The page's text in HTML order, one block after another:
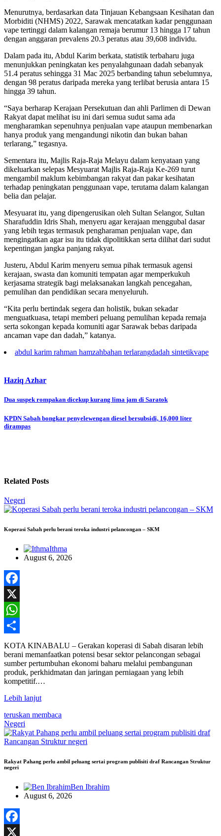
Menurutnya, berdasarkan data Tinjauan Kebangsaan Kesihatan dan
Morbiditi (NHMS) 2022, Sarawak mencatatkan kadar penggunaan
vape tertinggi dalam kalangan remaja berumur 13 hingga 17 tahun
dengan anggaran prevalens 20.3 peratus atau 39,608 individu.
Dalam pada itu, Abdul Karim berkata, statistik terbaharu juga
menunjukkan peningkatan kes penyalahgunaan dadah sebanyak
51.4 peratus sehingga 31 Mac 2025 berbanding tahun sebelumnya,
dengan 98 peratus daripada mereka yang terlibat berusia antara 15
hingga 39 tahun.
“Saya berharap Kerajaan Persekutuan dan ahli Parlimen di Dewan
Rakyat dapat melihat isu ini dari semua sudut sama ada
mengharamkan sepenuhnya penjualan vape ataupun membenarkan
hanya produk yang mengandungi nikotin dan bukan bahan
terlarang,” tegasnya.
Sementara itu, Majlis Raja-Raja Melayu dalam kenyataan yang
dikeluarkan selepas Mesyuarat Majlis Raja-Raja Ke-269 turut
mengambil maklum kebimbangan rakyat dan pakar kesihatan
terhadap peningkatan penggunaan vape, terutama dalam kalangan
belia dan pelajar.
Mesyuarat itu, yang dipengerusikan oleh Sultan Selangor, Sultan
Sharafuddin Idris Shah, menyeru agar kerajaan menggubal dasar
yang lebih tegas termasuk pengharaman penjualan vape, dan
mengingatkan agar isu itu tidak dipolitikkan serta dilihat dari sudut
kepentingan jangka panjang rakyat.
Justeru, Abdul Karim menyeru semua pihak termasuk agensi
kerajaan, swasta dan komuniti tempatan agar memperkukuh
kerjasama strategik bagi melaksanakan langkah pencegahan,
pemulihan dan pendidikan secara menyeluruh.
“Kita perlu bertindak segera dan holistik, bukan sekadar
menguatkuasa, tetapi memberi peluang pemulihan kepada remaja
serta sokongan kepada komuniti agar Sarawak bebas daripada
ancaman vape dan dadah,” katanya.
abdul karim rahman hamzahbahan terlarangdadah sintetikvape
Haziq Azhar
Post
navigation
Dua suspek rompakan dicekup kurang lima jam di Saratok
KPDN Sabah bongkar penyelewengan diesel bersubsidi, 16,000 liter
dirampas
Related Posts
Negeri
Koperasi Sabah perlu berani teroka industri pelancongan – SKM
Ithma
August 6, 2026
Facebook
X
WhatsApp
Share
KOTA KINABALU – Gerakan koperasi di Sabah disaran lebih
berani memanfaatkan potensi besar sektor pelancongan sebagai
sumber pertumbuhan ekonomi baharu melalui pembangunan
produk, perkhidmatan dan jaringan perniagaan yang lebih
kompetitif.…
Lebih lanjut
teruskan membaca
Negeri
Rakyat Pahang perlu ambil peluang sertai program publisiti draf Rancangan Struktur
negeri
Ben Ibrahim
August 6, 2026
Facebook